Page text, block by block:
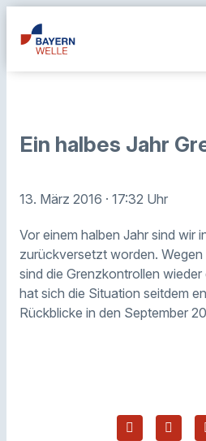
Ein halbes Jahr
13. März 2016 · 17:32 Uhr
Vor einem halben Jahr sind wir
zurückversetzt worden.
sind die Grenzkontrollen
hat sich die Situation seitdem
Rückblicke in den September